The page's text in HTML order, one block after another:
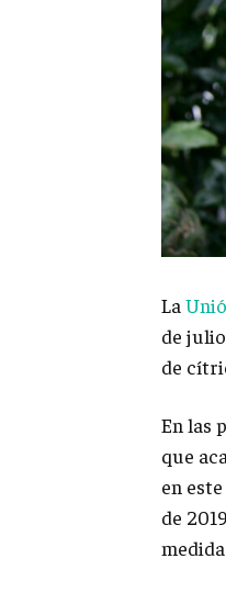
La
de
de
En las
que
en
de